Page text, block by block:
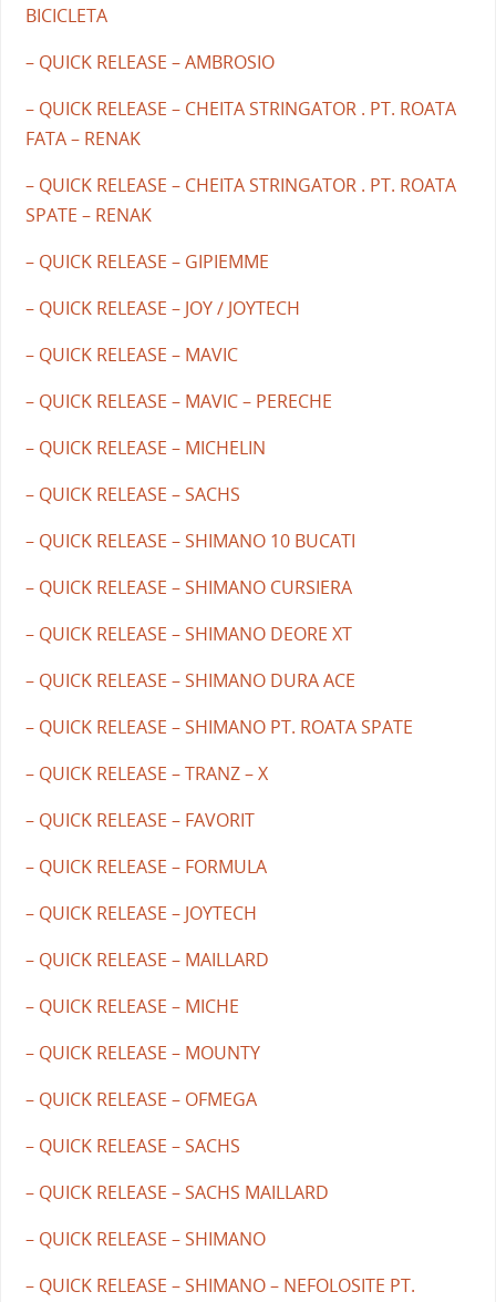
BICICLETA
– QUICK RELEASE – AMBROSIO
– QUICK RELEASE – CHEITA STRINGATOR . PT. ROATA
FATA – RENAK
– QUICK RELEASE – CHEITA STRINGATOR . PT. ROATA
SPATE – RENAK
– QUICK RELEASE – GIPIEMME
– QUICK RELEASE – JOY / JOYTECH
– QUICK RELEASE – MAVIC
– QUICK RELEASE – MAVIC – PERECHE
– QUICK RELEASE – MICHELIN
– QUICK RELEASE – SACHS
– QUICK RELEASE – SHIMANO 10 BUCATI
– QUICK RELEASE – SHIMANO CURSIERA
– QUICK RELEASE – SHIMANO DEORE XT
– QUICK RELEASE – SHIMANO DURA ACE
– QUICK RELEASE – SHIMANO PT. ROATA SPATE
– QUICK RELEASE – TRANZ – X
– QUICK RELEASE – FAVORIT
– QUICK RELEASE – FORMULA
– QUICK RELEASE – JOYTECH
– QUICK RELEASE – MAILLARD
– QUICK RELEASE – MICHE
– QUICK RELEASE – MOUNTY
– QUICK RELEASE – OFMEGA
– QUICK RELEASE – SACHS
– QUICK RELEASE – SACHS MAILLARD
– QUICK RELEASE – SHIMANO
– QUICK RELEASE – SHIMANO – NEFOLOSITE PT.